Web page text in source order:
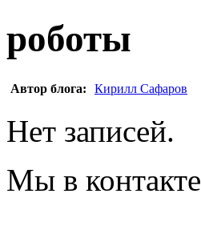
роботы
Автор блога: Кирилл Сафаров
Нет записей.
Мы в контакте